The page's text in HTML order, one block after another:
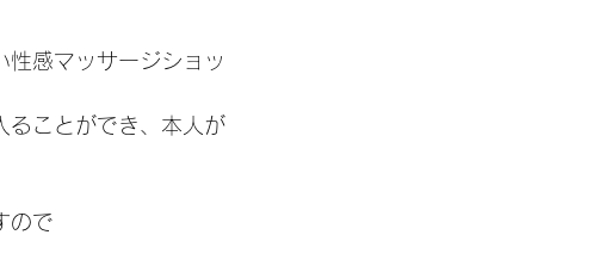
性感マッサージショッ
ることができ、本人が
ので